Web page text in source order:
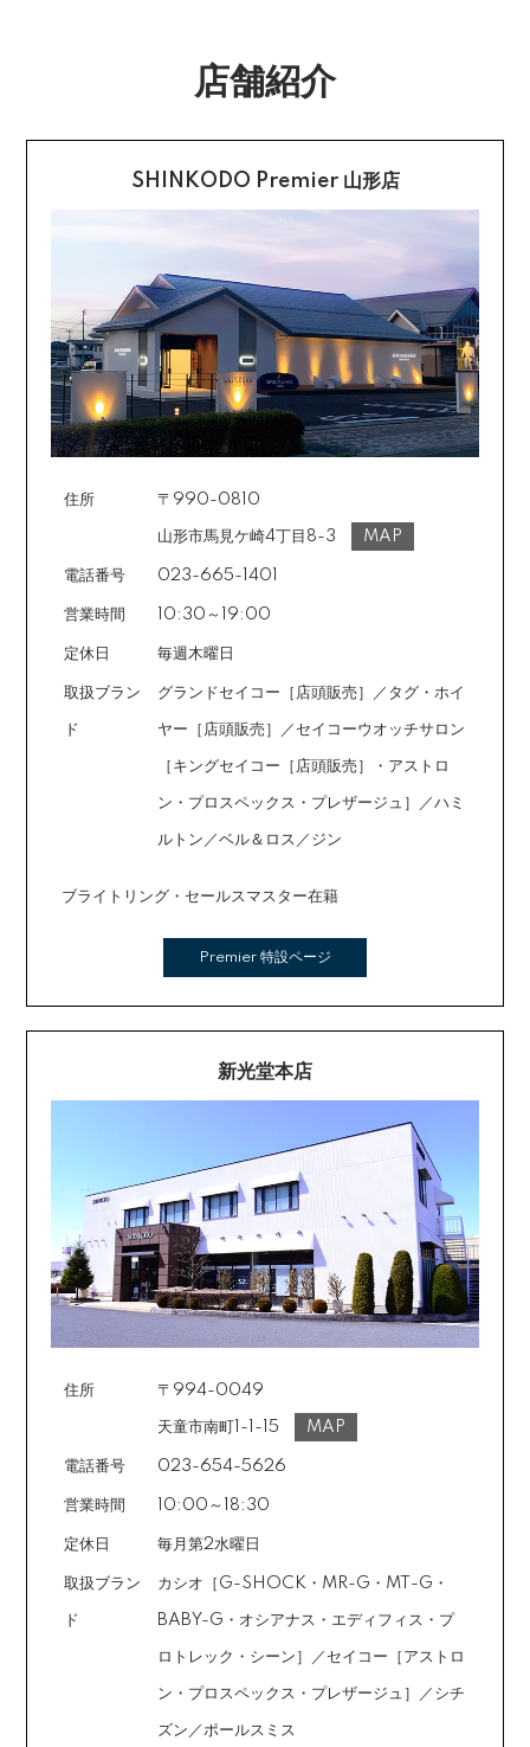
配送・送料の詳細はこちら
不良品に該当する場合は当方で負担いたします。返送希
知らせいたしますので、その後着払いでお送りくださ
返品の詳細はこちら
カード不要の分割払い 【無金利で最大
60回分割】
《ショッピングクレジット》
ご注文受付メールにあわせて、お手続き用のURLをEメ
ールまたはショートメールにてお送りいたします。必要
事項をご入力の上、お手続きをお願いいたします。分割
回数は基本的に10～60回の中からお選びいただきま
場合によっては2～6回も可能ですのでご希望のお客様は
ご注文時に備考欄でお知らせください。※ショッピングク
店舗紹介
SHINKODO Premier 山形店
住所 〒990-0810
山形市馬見ケ崎4丁目8-3 MAP
電話番号 023-665-1401
営業時間 10:30～19:00
定休日 毎週木曜日
取扱ブラン
ド
グランドセイコー［店頭販売］／タグ・ホイ
ヤー［店頭販売］／セイコーウオッチサロン
［キングセイコー［店頭販売］・アストロ
ン・プロスペックス・プレザージュ］／ハミ
ルトン／ベル＆ロス／ジン
ブライトリング・セールスマスター在籍
Premier 特設ページ
新光堂本店
住所 〒994-0049
天童市南町1-1-15 MAP
電話番号 023-654-5626
営業時間 10:00～18:30
定休日 毎月第2水曜日
取扱ブラン
ド
カシオ［G-SHOCK・MR-G・MT-G・
BABY-G・オシアナス・エディフィス・プ
ロトレック・シーン］／セイコー［アストロ
ン・プロスペックス・プレザージュ］／シチ
ズン／ポールスミス